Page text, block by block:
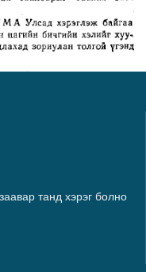
танд хэрэг болно